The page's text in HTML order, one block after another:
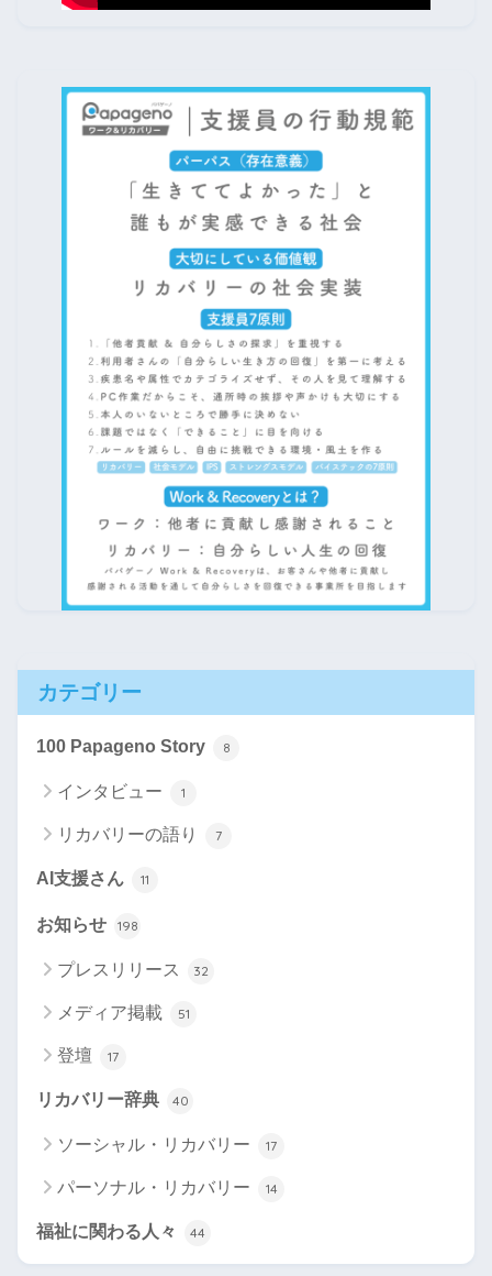
カテゴリー
100 Papageno Story 8
インタビュー 1
リカバリーの語り 7
AI支援さん 11
お知らせ 198
プレスリリース 32
メディア掲載 51
登壇 17
リカバリー辞典 40
ソーシャル・リカバリー 17
パーソナル・リカバリー 14
福祉に関わる人々 44